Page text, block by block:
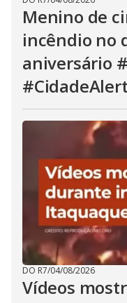
Menino de
incêndio no
aniversário
DO R7/04/08/2026
Vídeos